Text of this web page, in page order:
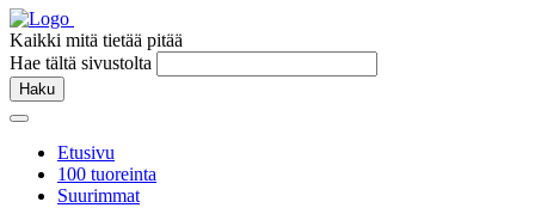
Kaikki mitä tietää pitää
Hae tältä sivustolta
Haku
Etusivu
100 tuoreinta
Suurimmat